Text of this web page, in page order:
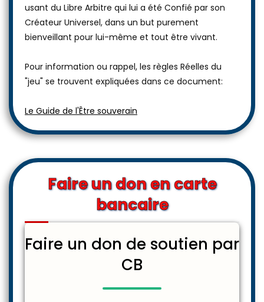
usant du Libre Arbitre qui lui a été Confié par son
Créateur Universel, dans un but purement
bienveillant pour lui-même et tout être vivant.
Pour information ou rappel, les règles Réelles du
"jeu" se trouvent expliquées dans ce document:
Le Guide de l'Être souverain
Faire un don en carte
bancaire
Faire un don de soutien par
CB